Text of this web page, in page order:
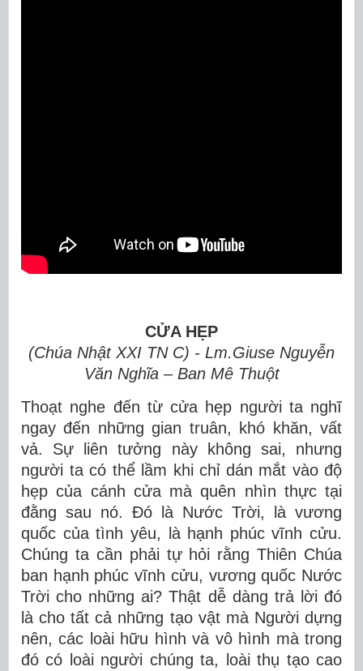
CỬA HẸP
(Chúa Nhật XXI TN C) - Lm.Giuse Nguyễn
Văn Nghĩa – Ban Mê Thuột
Thoạt nghe đến từ cửa hẹp người ta nghĩ
ngay đến những gian truân, khó khăn, vất
vả. Sự liên tưởng này không sai, nhưng
người ta có thể lầm khi chỉ dán mắt vào độ
hẹp của cánh cửa mà quên nhìn thực tại
đằng sau nó. Đó là Nước Trời, là vương
quốc của tình yêu, là hạnh phúc vĩnh cửu.
Chúng ta cần phải tự hỏi rằng Thiên Chúa
ban hạnh phúc vĩnh cửu, vương quốc Nước
Trời cho những ai? Thật dễ dàng trả lời đó
là cho tất cả những tạo vật mà Người dựng
nên, các loài hữu hình và vô hình mà trong
đó có loài người chúng ta, loài thụ tạo cao